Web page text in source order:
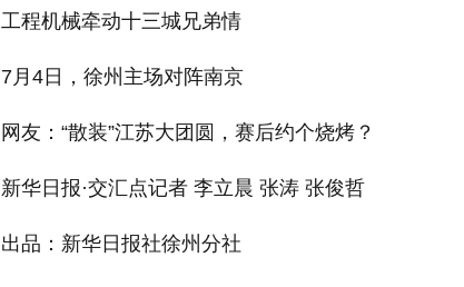
工程机械牵动十三城兄弟情
7月4日，徐州主场对阵南京
网友：“散装”江苏大团圆，赛后约个烧烤？
新华日报·交汇点记者 李立晨 张涛 张俊哲
出品：新华日报社徐州分社